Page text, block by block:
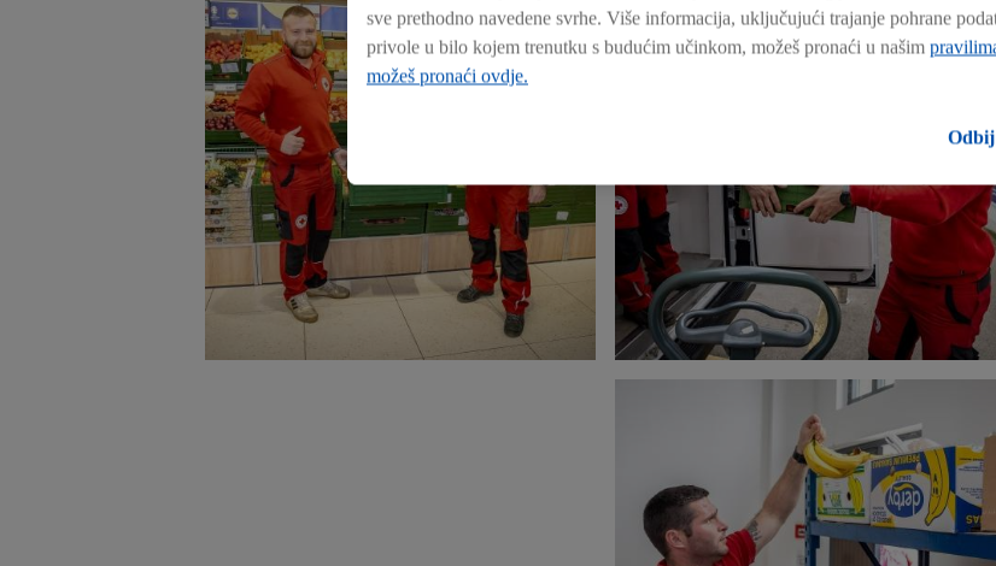
sve prethodno navedene svrhe. Više informacija, uključujući trajanje pohrane
privole u bilo kojem trenutku s budućim učinkom, možeš pronaći u našim
možeš pronaći ovdje.
Odbij